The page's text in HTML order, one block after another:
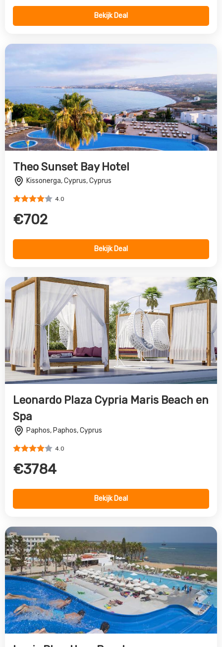
€702
Bekijk Deal
Leonardo Plaza Cypria Maris Beach en
Spa
4.0
€3784
Bekijk Deal
Louis Phaethon Beach
Paphos, West Cyprus, Cyprus
€689
Bekijk Deal